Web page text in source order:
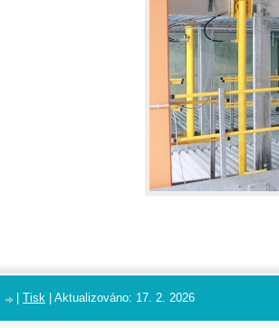
Tisk Aktualizováno: 17. 2. 2026